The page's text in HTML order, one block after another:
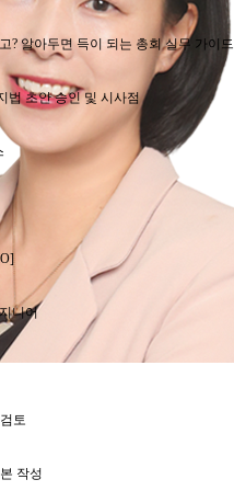
? 알아두면 득이 되는 총회 실무 가이드
법 초안 승인 및 시사점
니어
토
작성